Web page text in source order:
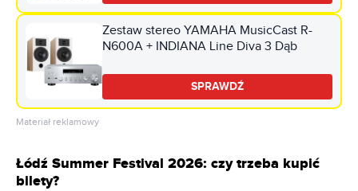
Zestaw stereo YAMAHA MusicCast R-
N600A + INDIANA Line Diva 3 Dąb
SPRAWDŹ
Materiał reklamowy
Łódź Summer Festival 2026: czy trzeba kupić
bilety?